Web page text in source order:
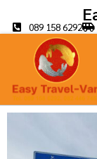
089 158 6292